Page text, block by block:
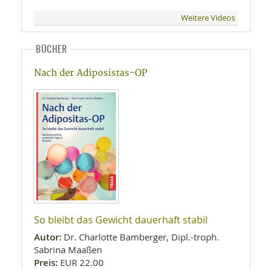
Weitere Videos
BÜCHER
Nach der Adiposistas-OP
So bleibt das Gewicht dauerhaft stabil
Autor: Dr. Charlotte Bamberger, Dipl.-troph.
Sabrina Maaßen
Preis: EUR 22.00